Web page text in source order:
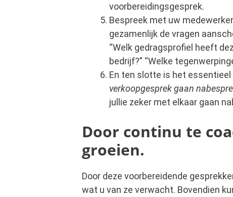
voorbereidingsgesprek.
Bespreek met uw
gezamenlijk de vragen
“Welk gedragsprofiel heeft
bedrijf?” “Welke
En ten slotte is het
verkoopgesprek gaan
jullie zeker met elkaar gaan
Door continu te
groeien.
Door deze voorbereidende
wat u van ze verwacht. Bovendien